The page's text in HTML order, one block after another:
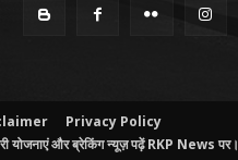
Privacy Policy
योजनाएं और ब्रेकिंग न्यूज़ पढ़ें RKP News पर।